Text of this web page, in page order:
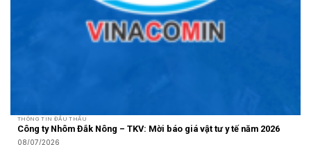
THÔNG TIN ĐẤU THẦU
Công ty Nhôm Đắk Nông – TKV: Mời báo giá vật tư y tế năm 2026
08/07/2026